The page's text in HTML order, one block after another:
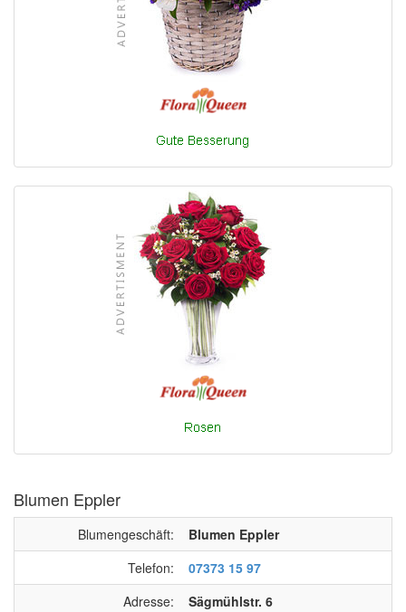
Blumen Eppler
Blumengeschäft:
Blumen Eppler
Telefon:
07373 15 97
Adresse:
Sägmühlstr. 6